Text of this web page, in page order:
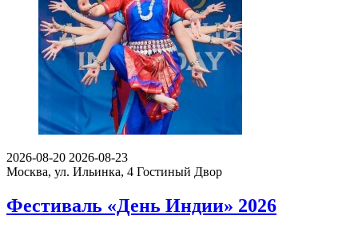
2026-08-20 2026-08-23
Москва, ул. Ильинка, 4 Гостиный Двор
Фестиваль «День Индии» 2026